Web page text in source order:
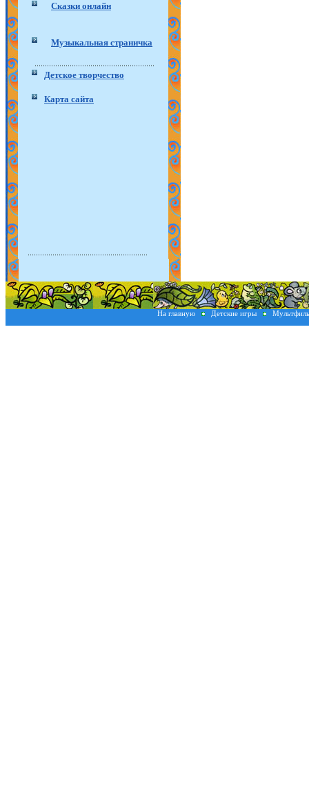
Сказки онлайн
Музыкальная страничка
Детское творчество
Карта сайта
На главную Детские игры